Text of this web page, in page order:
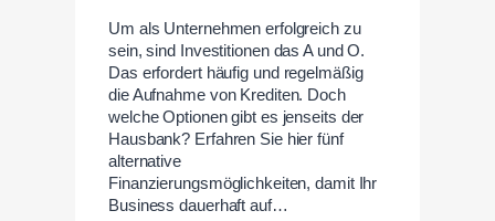
Um als Unternehmen erfolgreich zu
sein, sind Investitionen das A und O.
Das erfordert häufig und regelmäßig
die Aufnahme von Krediten. Doch
welche Optionen gibt es jenseits der
Hausbank? Erfahren Sie hier fünf
alternative
Finanzierungsmöglichkeiten, damit Ihr
Business dauerhaft auf…